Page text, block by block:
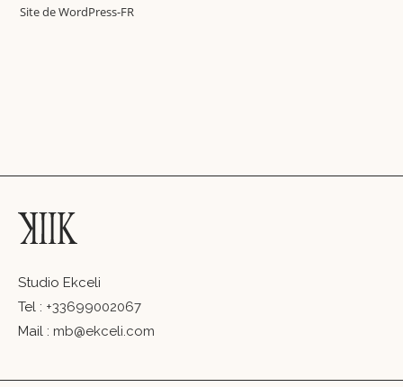
Site de WordPress-FR
Studio Ekceli
Tel : +33699002067
Mail : mb@ekceli.com